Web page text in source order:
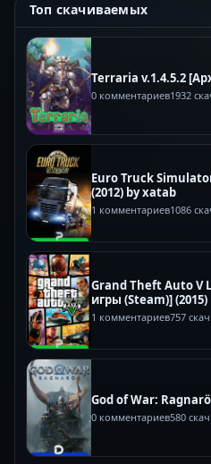
Топ скачиваемых
Terraria v.1.4.5.2
0 комментариев1932
Euro Truck
(2012) by xatab
1 комментариев1086
Grand Theft Auto V
игры (Steam)]
1 комментариев757
God of War:
0 комментариев580